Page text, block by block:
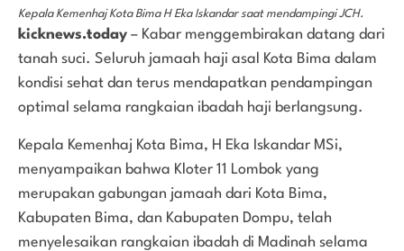
Kepala Kemenhaj Kota Bima H Eka Iskandar saat mendampingi JCH.
kicknews.today – Kabar menggembirakan datang dari
tanah suci. Seluruh jamaah haji asal Kota Bima dalam
kondisi sehat dan terus mendapatkan pendampingan
optimal selama rangkaian ibadah haji berlangsung.
Kepala Kemenhaj Kota Bima, H Eka Iskandar MSi,
menyampaikan bahwa Kloter 11 Lombok yang
merupakan gabungan jamaah dari Kota Bima,
Kabupaten Bima, dan Kabupaten Dompu, telah
menyelesaikan rangkaian ibadah di Madinah selama